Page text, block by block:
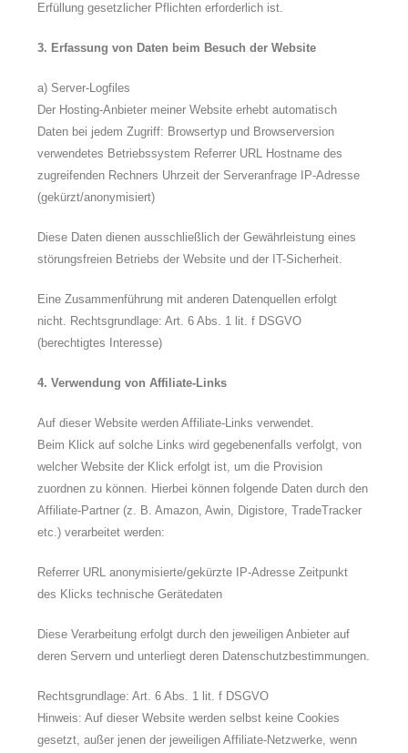
Erfüllung gesetzlicher Pflichten erforderlich ist.
3. Erfassung von Daten beim Besuch der Website
a) Server-Logfiles
Der Hosting-Anbieter meiner Website erhebt automatisch
Daten bei jedem Zugriff: Browsertyp und Browserversion
verwendetes Betriebssystem Referrer URL Hostname des
zugreifenden Rechners Uhrzeit der Serveranfrage IP-Adresse
(gekürzt/anonymisiert)
Diese Daten dienen ausschließlich der Gewährleistung eines
störungsfreien Betriebs der Website und der IT-Sicherheit.
Eine Zusammenführung mit anderen Datenquellen erfolgt
nicht. Rechtsgrundlage: Art. 6 Abs. 1 lit. f DSGVO
(berechtigtes Interesse)
4. Verwendung von Affiliate-Links
Auf dieser Website werden Affiliate-Links verwendet.
Beim Klick auf solche Links wird gegebenenfalls verfolgt, von
welcher Website der Klick erfolgt ist, um die Provision
zuordnen zu können. Hierbei können folgende Daten durch den
Affiliate-Partner (z. B. Amazon, Awin, Digistore, TradeTracker
etc.) verarbeitet werden:
Referrer URL anonymisierte/gekürzte IP-Adresse Zeitpunkt
des Klicks technische Gerätedaten
Diese Verarbeitung erfolgt durch den jeweiligen Anbieter auf
deren Servern und unterliegt deren Datenschutzbestimmungen.
Rechtsgrundlage: Art. 6 Abs. 1 lit. f DSGVO
Hinweis: Auf dieser Website werden selbst keine Cookies
gesetzt, außer jenen der jeweiligen Affiliate-Netzwerke, wenn